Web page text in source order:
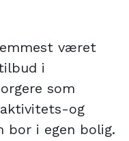
været
i
som
og
bor i egen bolig.